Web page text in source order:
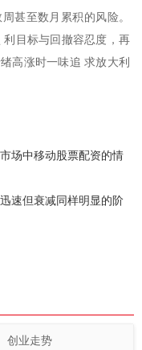
甚至数月累积的风险。
目标与回撤容忍度，再
高涨时一味追 求放大利
场中移动股票配资的情
速但衰减同样明显的阶
创业走势